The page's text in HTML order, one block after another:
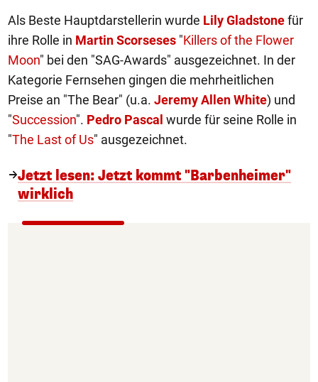
Als Beste Hauptdarstellerin wurde Lily Gladstonefür
ihre Rolle in Martin Scorseses "Killers of the Flower
Moon" bei den "SAG-Awards" ausgezeichnet. In der
Kategorie Fernsehen gingen die mehrheitlichen
Preise an "The Bear" (u.a. Jeremy Allen White) und
"Succession". Pedro Pascal wurde für seine Rolle in
"The Last of Us" ausgezeichnet.
Jetzt lesen: Jetzt kommt "Barbenheimer"
wirklich